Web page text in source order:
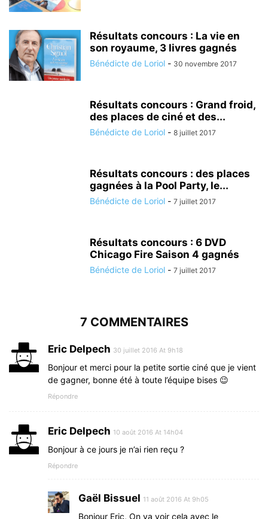
Résultats concours : La vie en
son royaume, 3 livres gagnés
Bénédicte de Loriol - 30 novembre 2017
Résultats concours : Grand froid,
des places de ciné et des...
Bénédicte de Loriol - 8 juillet 2017
Résultats concours : des places
gagnées à la Pool Party, le...
Bénédicte de Loriol - 7 juillet 2017
Résultats concours : 6 DVD
Chicago Fire Saison 4 gagnés
Bénédicte de Loriol - 7 juillet 2017
7 COMMENTAIRES
Eric Delpech 30 juillet 2016 At 9h18
Bonjour et merci pour la petite sortie ciné que je vient
de gagner, bonne été à toute l’équipe bises 😉
Répondre
Eric Delpech 10 août 2016 At 14h04
Bonjour à ce jours je n’ai rien reçu ?
Répondre
Gaël Bissuel 11 août 2016 At 9h05
Bonjour Eric, On va voir cela avec le